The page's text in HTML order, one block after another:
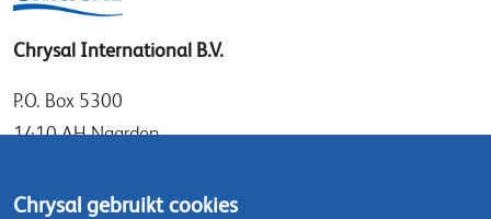
Chrysal International B.V.
P.O. Box 5300
1410 AH Naarden
1411 DD Naarden
Chrysal gebruikt cookies